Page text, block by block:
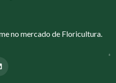
no mercado de Floricultura.